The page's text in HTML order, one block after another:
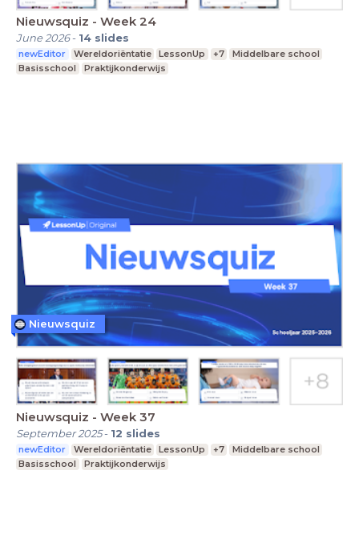
Nieuwsquiz - Week 24
June 2026- 14 slides
newEditor Wereldoriëntatie LessonUp +7
Middelbare school
Basisschool
Praktijkonderwijs
Nieuwsquiz - Week 37
September 2025- 12 slides
newEditor Wereldoriëntatie LessonUp +7
Middelbare school
Basisschool
Praktijkonderwijs
Nieuwsquiz